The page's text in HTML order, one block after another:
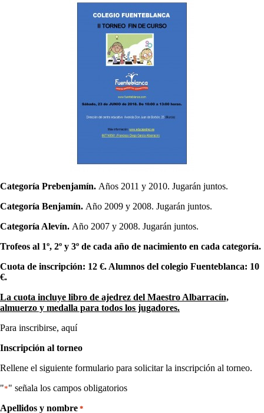
Categoría Prebenjamín. Años 2011 y 2010. Jugarán juntos.
Categoría Benjamín. Año 2009 y 2008. Jugarán juntos.
Categoría Alevín. Año 2007 y 2008. Jugarán juntos.
Trofeos al 1º, 2º y 3º de cada año de nacimiento en cada categoría.
Cuota de inscripción: 12 €. Alumnos del colegio Fuenteblanca: 10
€.
La cuota incluye libro de ajedrez del Maestro Albarracín,
almuerzo y medalla para todos los jugadores.
Para inscribirse, aquí
Inscripción al torneo
Rellene el siguiente formulario para solicitar la inscripción al torneo.
"*" señala los campos obligatorios
Apellidos y nombre *